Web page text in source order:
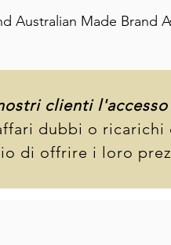
Australian Made Brand
clienti
dubbi o
di offrire i loro